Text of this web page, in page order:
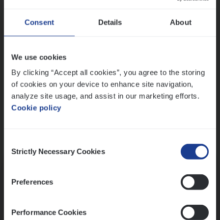
Consent Details About
We use cookies
By clicking “Accept all cookies”, you agree to the storing
of cookies on your device to enhance site navigation,
analyze site usage, and assist in our marketing efforts.
Cookie policy
Selection
Strictly Necessary Cookies
Preferences
Performance Cookies
Ons sollicitatieproces